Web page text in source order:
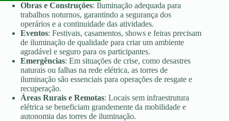
Obras e Construções: Iluminação adequada para
trabalhos noturnos, garantindo a segurança dos
operários e a continuidade das atividades.
Eventos: Festivais, casamentos, shows e feiras precisam
de iluminação de qualidade para criar um ambiente
agradável e seguro para os participantes.
Emergências: Em situações de crise, como desastres
naturais ou falhas na rede elétrica, as torres de
iluminação são essenciais para operações de resgate e
recuperação.
Áreas Rurais e Remotas: Locais sem infraestrutura
elétrica se beneficiam grandemente da mobilidade e
autonomia das torres de iluminação.